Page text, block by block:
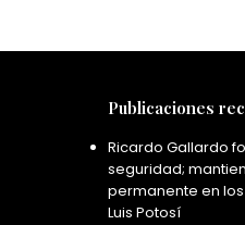
Publicaciones
Ricardo Gallardo
seguridad;
permanente en
Luis Potosí